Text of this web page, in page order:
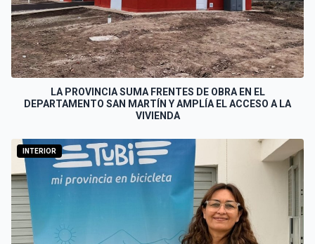
LA PROVINCIA SUMA FRENTES DE OBRA EN EL
DEPARTAMENTO SAN MARTÍN Y AMPLÍA EL ACCESO A LA
VIVIENDA
INTERIOR